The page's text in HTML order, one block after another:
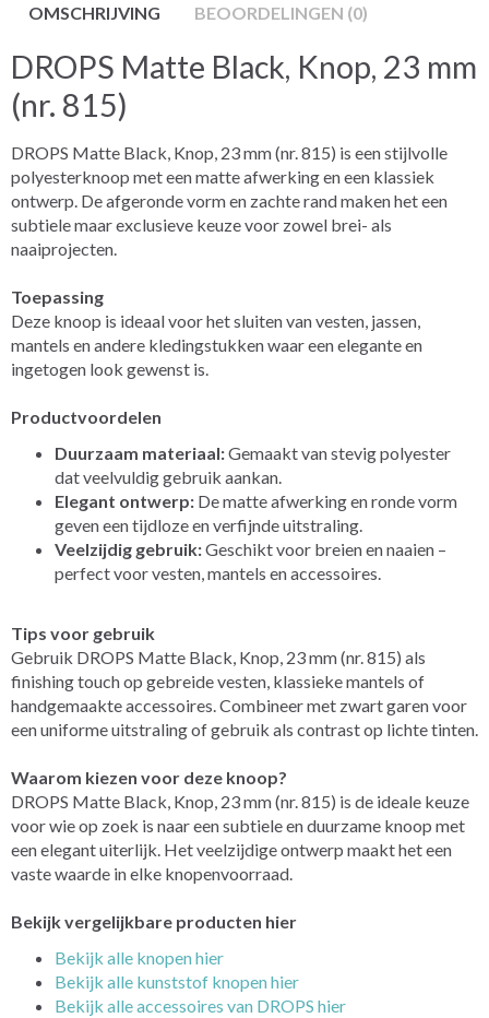
OMSCHRIJVING BEOORDELINGEN (0)
DROPS Matte Black, Knop, 23 mm
(nr. 815)
DROPS Matte Black, Knop, 23 mm (nr. 815) is een stijlvolle
polyesterknoop met een matte afwerking en een klassiek
ontwerp. De afgeronde vorm en zachte rand maken het een
subtiele maar exclusieve keuze voor zowel brei- als
naaiprojecten.
Toepassing
Deze knoop is ideaal voor het sluiten van vesten, jassen,
mantels en andere kledingstukken waar een elegante en
ingetogen look gewenst is.
Productvoordelen
Duurzaam materiaal:Gemaakt van stevig polyester
dat veelvuldig gebruik aankan.
Elegant ontwerp: De matte afwerking en ronde vorm
geven een tijdloze en verfijnde uitstraling.
Veelzijdig gebruik:Geschikt voor breien en naaien –
perfect voor vesten, mantels en accessoires.
Tips voor gebruik
Gebruik DROPS Matte Black, Knop, 23 mm (nr. 815) als
finishing touch op gebreide vesten, klassieke mantels of
handgemaakte accessoires. Combineer met zwart garen voor
een uniforme uitstraling of gebruik als contrast op lichte tinten.
Waarom kiezen voor deze knoop?
DROPS Matte Black, Knop, 23 mm (nr. 815) is de ideale keuze
voor wie op zoek is naar een subtiele en duurzame knoop met
een elegant uiterlijk. Het veelzijdige ontwerp maakt het een
vaste waarde in elke knopenvoorraad.
Bekijk vergelijkbare producten hier
Bekijk alle knopen hier
Bekijk alle kunststof knopen hier
Bekijk alle accessoires van DROPS hier